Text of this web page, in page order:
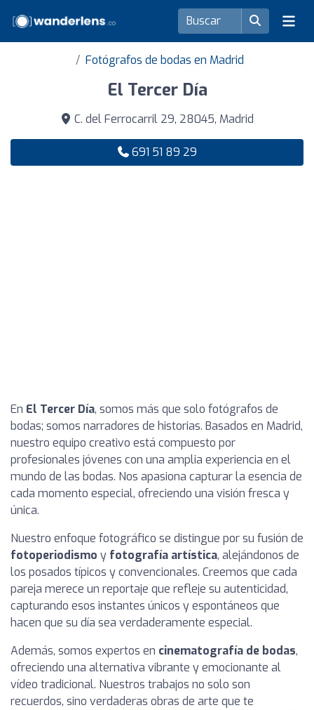
Fotógrafos de bodas en Madrid
El Tercer Día
C. del Ferrocarril 29, 28045, Madrid
691 51 89 29
En El Tercer Día, somos más que solo fotógrafos de
bodas; somos narradores de historias. Basados en Madrid,
nuestro equipo creativo está compuesto por
profesionales jóvenes con una amplia experiencia en el
mundo de las bodas. Nos apasiona capturar la esencia de
cada momento especial, ofreciendo una visión fresca y
única.
Nuestro enfoque fotográfico se distingue por su fusión de
fotoperiodismo y fotografía artística, alejándonos de
los posados típicos y convencionales. Creemos que cada
pareja merece un reportaje que refleje su autenticidad,
capturando esos instantes únicos y espontáneos que
hacen que su día sea verdaderamente especial.
Además, somos expertos en cinematografía de bodas,
ofreciendo una alternativa vibrante y emocionante al
vídeo tradicional. Nuestros trabajos no solo son
recuerdos, sino verdaderas obras de arte que te